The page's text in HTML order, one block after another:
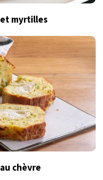
myrtilles
chèvre